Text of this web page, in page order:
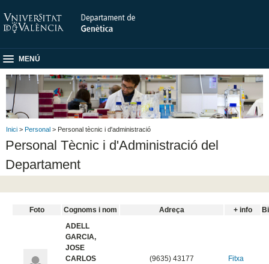
MENÚ
Inici > Personal > Personal tècnic i d'administració
Personal Tècnic i d'Administració del
Departament
Foto Cognoms i nom Adreça + info
ADELL
GARCIA,
JOSE
CARLOS
(9635) 43177
Fitxa